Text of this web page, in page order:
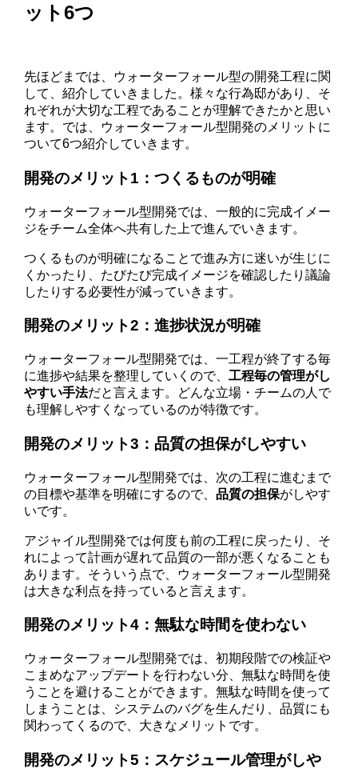
ット6つ
先ほどまでは、ウォーターフォール型の開発工程に関
して、紹介していきました。様々な行為邸があり、そ
れぞれが大切な工程であることが理解できたかと思い
ます。では、ウォーターフォール型開発のメリットに
ついて6つ紹介していきます。
開発のメリット1：つくるものが明確
ウォーターフォール型開発では、一般的に完成イメー
ジをチーム全体へ共有した上で進んでいきます。
つくるものが明確になることで進み方に迷いが生じに
くかったり、たびたび完成イメージを確認したり議論
したりする必要性が減っていきます。
開発のメリット2：進捗状況が明確
ウォーターフォール型開発では、一工程が終了する毎
に進捗や結果を整理していくので、工程毎の管理がし
やすい手法だと言えます。どんな立場・チームの人で
も理解しやすくなっているのが特徴です。
開発のメリット3：品質の担保がしやすい
ウォーターフォール型開発では、次の工程に進むまで
の目標や基準を明確にするので、品質の担保がしやす
いです。
アジャイル型開発では何度も前の工程に戻ったり、そ
れによって計画が遅れて品質の一部が悪くなることも
あります。そういう点で、ウォーターフォール型開発
は大きな利点を持っていると言えます。
開発のメリット4：無駄な時間を使わない
ウォーターフォール型開発では、初期段階での検証や
こまめなアップデートを行わない分、無駄な時間を使
うことを避けることができます。無駄な時間を使って
しまうことは、システムのバグを生んだり、品質にも
関わってくるので、大きなメリットです。
開発のメリット5：スケジュール管理がしや